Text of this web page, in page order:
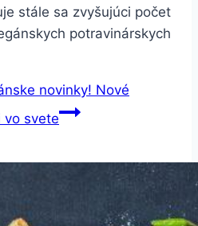
stále sa zvyšujúci počet
potravinárskych
novinky! Nové
vo svete